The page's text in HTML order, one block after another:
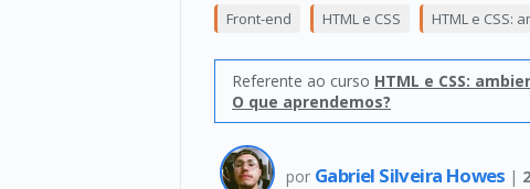
Front-end HTML e CSS HTML e CSS:
Referente ao curso HTML e CSS:
O que aprendemos?
por Gabriel Silveira Howes |